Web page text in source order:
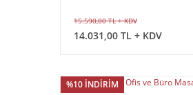
15.590,00 TL + KDV
14.031,00 TL + KDV
%10 İNDİRİM